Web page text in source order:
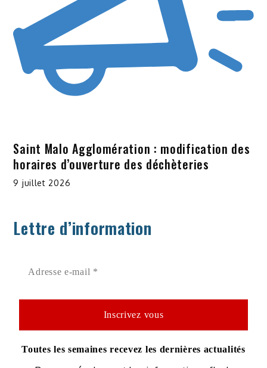
Saint Malo Agglomération : modification des
horaires d’ouverture des déchèteries
9 juillet 2026
Lettre d’information
Toutes les semaines recevez les dernières actualités